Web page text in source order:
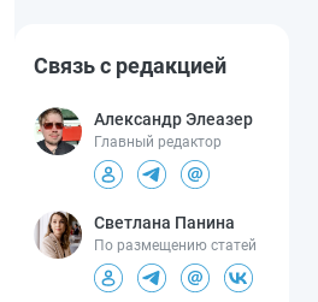
Связь с редакцией
Александр Элеазер
Главный редактор
Светлана Панина
По размещению статей